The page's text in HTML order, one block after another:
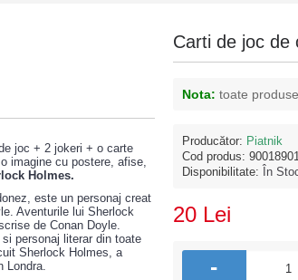
joc + 2 jokeri + o carte
imagine cu postere, afise,
Holmes.
este un personaj creat
Aventurile lui Sherlock
de Conan Doyle.
personaj literar din toate
Sherlock Holmes, a
Londra.
Carti de joc de
Nota: toate
Producător: Piatnik
Cod produs:
Disponibilitate:
În
20 Lei
-